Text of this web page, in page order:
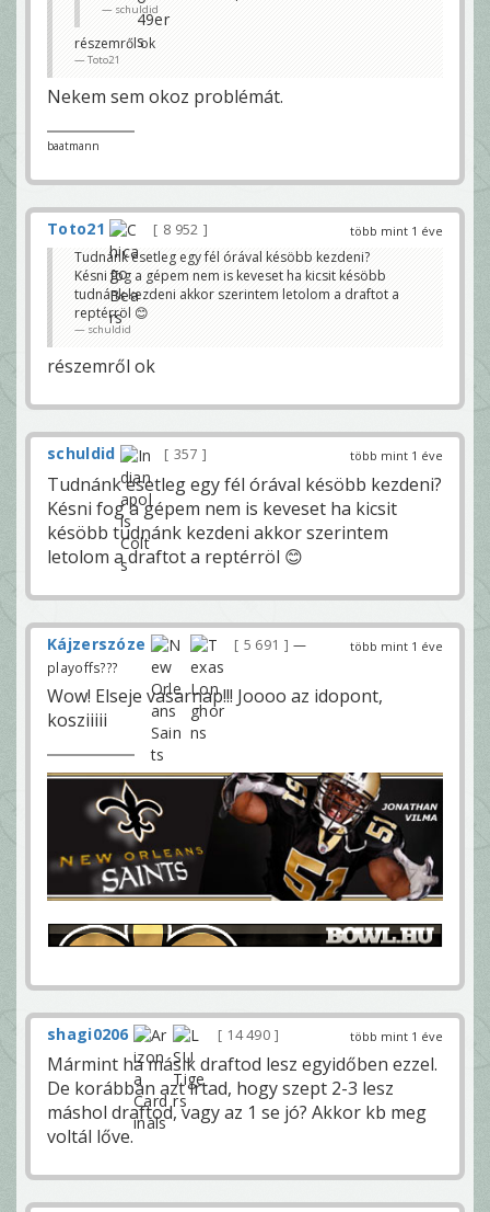
schuldid
részemről ok
Toto21
Nekem sem okoz problémát.
baatmann
több mint 1 éve
Toto21
8 952
Tudnánk esetleg egy fél órával késöbb kezdeni?
Késni fog a gépem nem is keveset ha kicsit késöbb
tudnánk kezdeni akkor szerintem letolom a draftot a
reptérröl 😊
schuldid
részemről ok
több mint 1 éve
schuldid 357
Tudnánk esetleg egy fél órával késöbb kezdeni?
Késni fog a gépem nem is keveset ha kicsit
késöbb tudnánk kezdeni akkor szerintem
letolom a draftot a reptérröl 😊
több mint 1 éve
Kájzerszóze 5 691
—
playoffs???
Wow! Elseje vasarnap!!! Joooo az idopont,
kosziiiii
több mint 1 éve
shagi0206 14 490
Mármint ha másik draftod lesz egyidőben ezzel.
De korábban azt írtad, hogy szept 2-3 lesz
máshol draftod, vagy az 1 se jó? Akkor kb meg
voltál lőve.